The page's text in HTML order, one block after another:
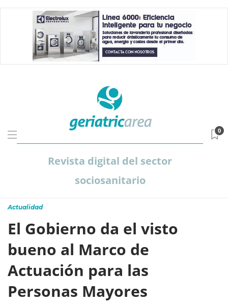
Revista digital del sector
sociosanitario
0
Actualidad
El Gobierno da el visto
bueno al Marco de
Actuación para las
Personas Mayores